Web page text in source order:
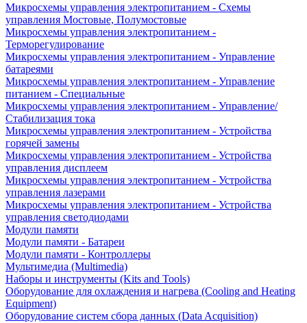
Микросхемы управления электропитанием - Схемы
управления Мостовые, Полумостовые
Микросхемы управления электропитанием -
Терморегулирование
Микросхемы управления электропитанием - Управление
батареями
Микросхемы управления электропитанием - Управление
питанием - Специальные
Микросхемы управления электропитанием - Управление/
Стабилизация тока
Микросхемы управления электропитанием - Устройства
горячей замены
Микросхемы управления электропитанием - Устройства
управления дисплеем
Микросхемы управления электропитанием - Устройства
управления лазерами
Микросхемы управления электропитанием - Устройства
управления светодиодами
Модули памяти
Модули памяти - Батареи
Модули памяти - Контроллеры
Мультимедиа (Multimedia)
Наборы и инструменты (Kits and Tools)
Оборудование для охлаждения и нагрева (Cooling and Heating
Equipment)
Оборудование систем сбора данных (Data Acquisition)